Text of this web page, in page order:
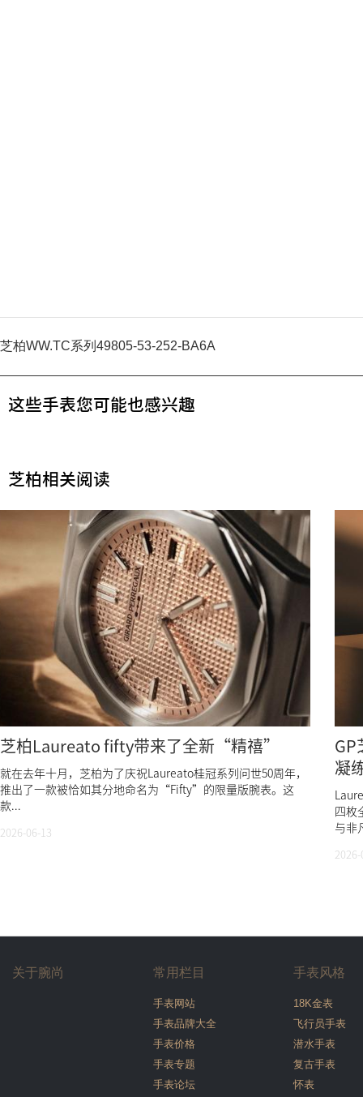
芝柏WW.TC系列49805-53-252-BA6A
这些手表您可能也感兴趣
芝柏相关阅读
芝柏Laureato fifty带来了全新“精禧”
就在去年十月，芝柏为了庆祝Laureato桂冠系列问世50周年，
推出了一款被恰如其分地命名为“Fifty”的限量版腕表。这
款...
2026-06-13
凝
四枚
与非
关于腕尚 常用栏目
手表网站
手表品牌大全
手表价格
手表专题
手表论坛
手表风格
18K金表
飞行员手表
潜水手表
复古手表
怀表